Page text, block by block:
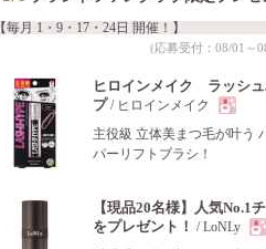
【毎月 1・9・17・24日 開催！】
(応募受付：08/01～
ヒロインメイク ラッシュ
プ/ ヒロインメイク
現
主役級 立体美まつ毛が叶う
パーリフトブラシ！
【現品20名様】人気No.1
をプレゼント！ / LoNLy